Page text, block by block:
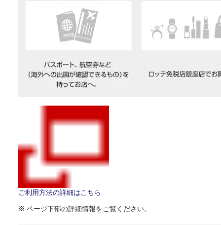
ご利用方法の詳細はこちら
※ ページ下部の詳細情報をご覧ください。